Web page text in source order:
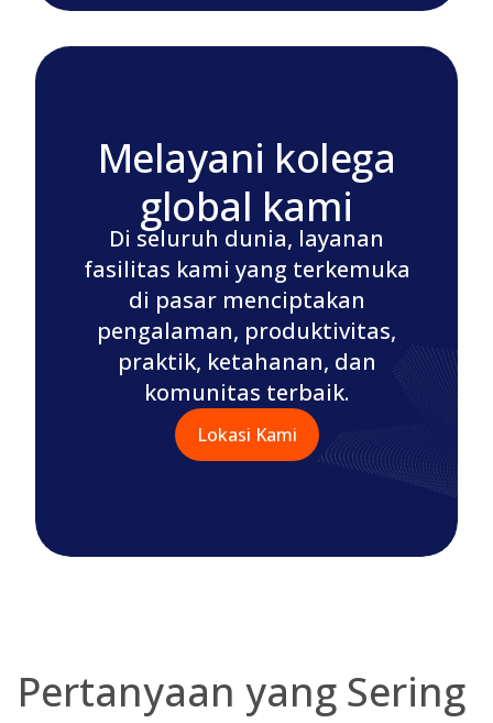
Melayani kolega
global kami
Di seluruh dunia, layanan
fasilitas kami yang terkemuka
di pasar menciptakan
pengalaman, produktivitas,
praktik, ketahanan, dan
komunitas terbaik.
Lokasi Kami
Pertanyaan yang Sering